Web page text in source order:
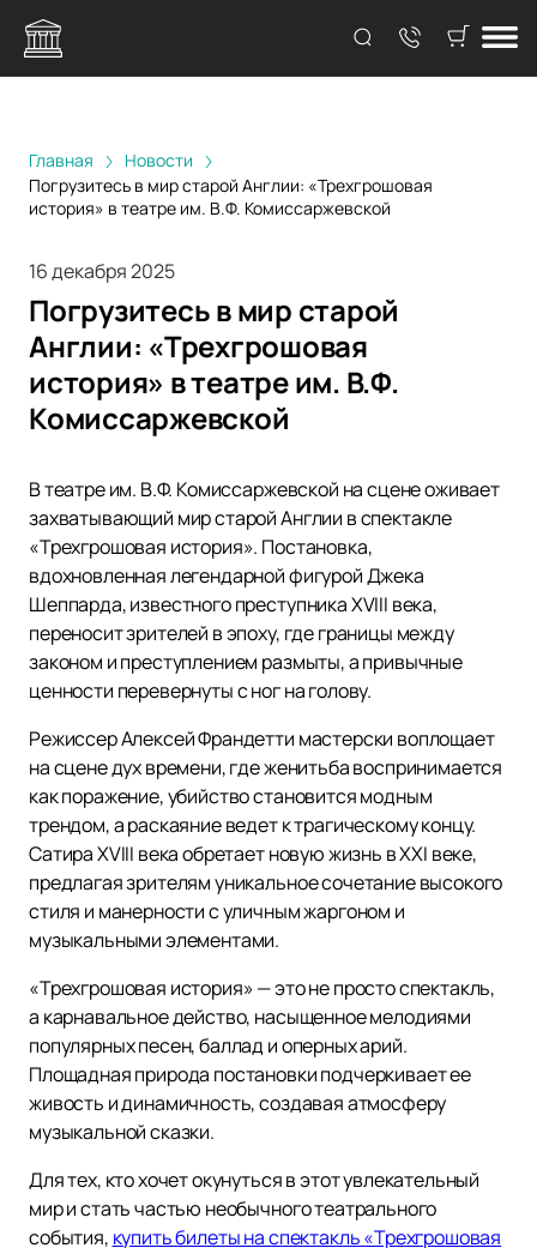
Главная
Новости
Погрузитесь в мир старой Англии: «Трехгрошовая
история» в театре им. В.Ф. Комиссаржевской
16 декабря 2025
Погрузитесь в мир старой
Англии: «Трехгрошовая
история» в театре им. В.Ф.
Комиссаржевской
В театре им. В.Ф. Комиссаржевской на сцене оживает
захватывающий мир старой Англии в спектакле
«Трехгрошовая история». Постановка,
вдохновленная легендарной фигурой Джека
Шеппарда, известного преступника XVIII века,
переносит зрителей в эпоху, где границы между
законом и преступлением размыты, а привычные
ценности перевернуты с ног на голову.
Режиссер Алексей Франдетти мастерски воплощает
на сцене дух времени, где женитьба воспринимается
как поражение, убийство становится модным
трендом, а раскаяние ведет к трагическому концу.
Сатира XVIII века обретает новую жизнь в XXI веке,
предлагая зрителям уникальное сочетание высокого
стиля и манерности с уличным жаргоном и
музыкальными элементами.
«Трехгрошовая история» — это не просто спектакль,
а карнавальное действо, насыщенное мелодиями
популярных песен, баллад и оперных арий.
Площадная природа постановки подчеркивает ее
живость и динамичность, создавая атмосферу
музыкальной сказки.
Для тех, кто хочет окунуться в этот увлекательный
мир и стать частью необычного театрального
события, купить билеты на спектакль «Трехгрошовая